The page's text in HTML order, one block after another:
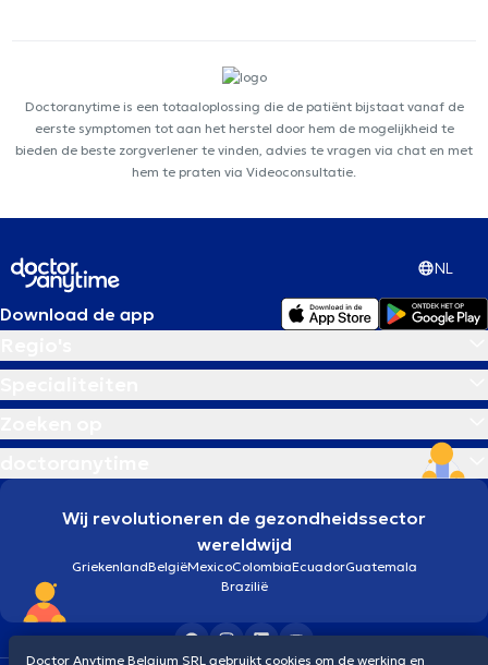
Doctoranytime is een totaaloplossing die de patiënt bijstaat vanaf de
eerste symptomen tot aan het herstel door hem de mogelijkheid te
bieden de beste zorgverlener te vinden, advies te vragen via chat en met
hem te praten via Videoconsultatie.
NL
Download de app
Wij revolutioneren de gezondheidssector
wereldwijd
GriekenlandBelgiëMexicoColombiaEcuadorGuatemala
Brazilië
Doctor Anytime Belgium SRL gebruikt cookies om de werking en